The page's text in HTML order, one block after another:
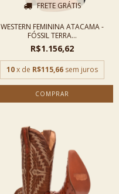
FRETE GRÁTIS
WESTERN FEMININA ATACAMA -
FÓSSIL TERRA...
R$1.156,62
10 x de R$115,66 sem juros
COMPRAR